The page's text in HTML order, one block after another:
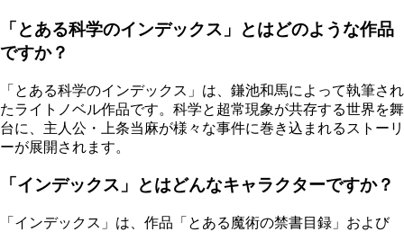
「とある科学のインデックス」とはどのような作品
ですか？
「とある科学のインデックス」は、鎌池和馬によって執筆され
たライトノベル作品です。科学と超常現象が共存する世界を舞
台に、主人公・上条当麻が様々な事件に巻き込まれるストーリ
ーが展開されます。
「インデックス」とはどんなキャラクターですか？
「インデックス」は、作品「とある魔術の禁書目録」および